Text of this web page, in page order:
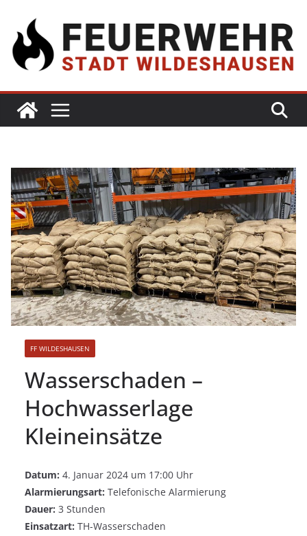
FF WILDESHAUSEN
Wasserschaden –
Hochwasserlage
Kleineinsätze
Datum: 4. Januar 2024 um 17:00 Uhr
Alarmierungsart: Telefonische Alarmierung
Dauer: 3 Stunden
Einsatzart: TH-Wasserschaden